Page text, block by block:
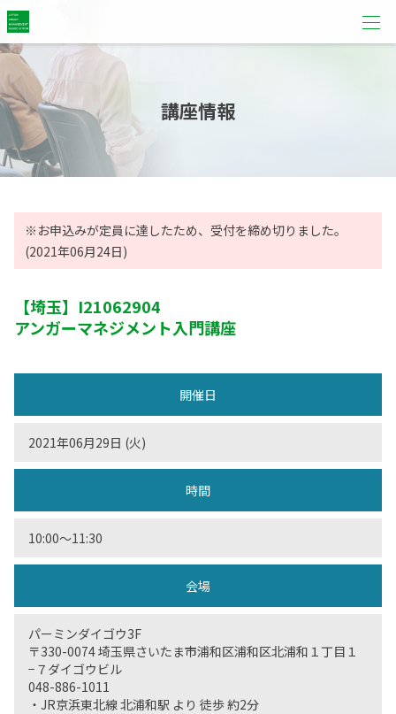
講座情報
※お申込みが定員に達したため、受付を締め切りました。
(2021年06月24日)
【埼玉】 I21062904
アンガーマネジメント入門講座
開催日
2021年06月29日 (火)
時間
10:00〜11:30
会場
パーミンダイゴウ3F
〒330-0074 埼玉県さいたま市浦和区浦和区北浦和１丁目１
−７ダイゴウビル
048-886-1011
・JR京浜東北線 北浦和駅 より 徒歩 約2分